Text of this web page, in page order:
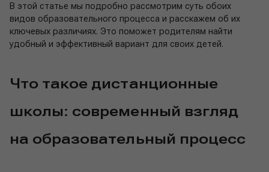
В этой статье мы подробно рассмотрим суть обоих
видов образовательного процесса и расскажем об их
ключевых различиях. Это поможет родителям найти
удобный и эффективный вариант для своих детей.
Что такое дистанционные
школы: современный взгляд
на образовательный процесс